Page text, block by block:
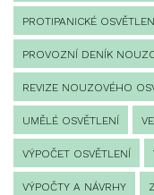
PROTIPANICKÉ
PROVOZNÍ DENÍK
REVIZE NOUZOVÉHO
UMĚLÉ OSVĚTLENÍ
VÝPOČET OSVĚTLENÍ
VÝPOČTY A NÁVRHY